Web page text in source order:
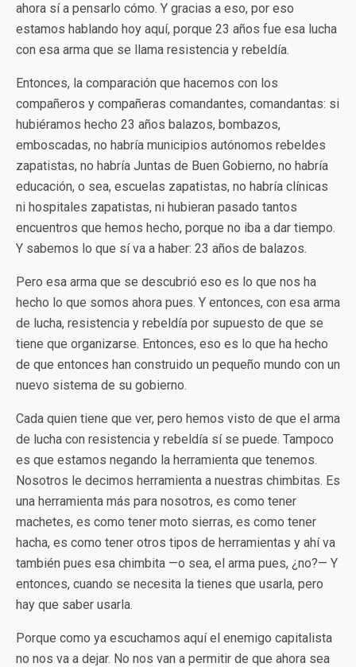
ahora sí a pensarlo cómo. Y gracias a eso, por eso
estamos hablando hoy aquí, porque 23 años fue esa lucha
con esa arma que se llama resistencia y rebeldía.
Entonces, la comparación que hacemos con los
compañeros y compañeras comandantes, comandantas: si
hubiéramos hecho 23 años balazos, bombazos,
emboscadas, no habría municipios autónomos rebeldes
zapatistas, no habría Juntas de Buen Gobierno, no habría
educación, o sea, escuelas zapatistas, no habría clínicas
ni hospitales zapatistas, ni hubieran pasado tantos
encuentros que hemos hecho, porque no iba a dar tiempo.
Y sabemos lo que sí va a haber: 23 años de balazos.
Pero esa arma que se descubrió eso es lo que nos ha
hecho lo que somos ahora pues. Y entonces, con esa arma
de lucha, resistencia y rebeldía por supuesto de que se
tiene que organizarse. Entonces, eso es lo que ha hecho
de que entonces han construido un pequeño mundo con un
nuevo sistema de su gobierno.
Cada quien tiene que ver, pero hemos visto de que el arma
de lucha con resistencia y rebeldía sí se puede. Tampoco
es que estamos negando la herramienta que tenemos.
Nosotros le decimos herramienta a nuestras chimbitas. Es
una herramienta más para nosotros, es como tener
machetes, es como tener moto sierras, es como tener
hacha, es como tener otros tipos de herramientas y ahí va
también pues esa chimbita —o sea, el arma pues, ¿no?— Y
entonces, cuando se necesita la tienes que usarla, pero
hay que saber usarla.
Porque como ya escuchamos aquí el enemigo capitalista
no nos va a dejar. No nos van a permitir de que ahora sea